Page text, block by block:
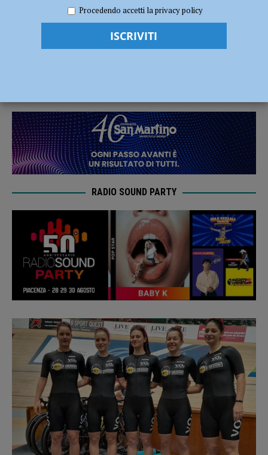
– La Bft Burzoni VO2 Team Pink è asso pigliatutto in pista a Ginevra
Ciclismo – La Bft Burzoni VO2 Team Pink
RADIO SOUND PARTY
Procedendo accetti la privacy policy